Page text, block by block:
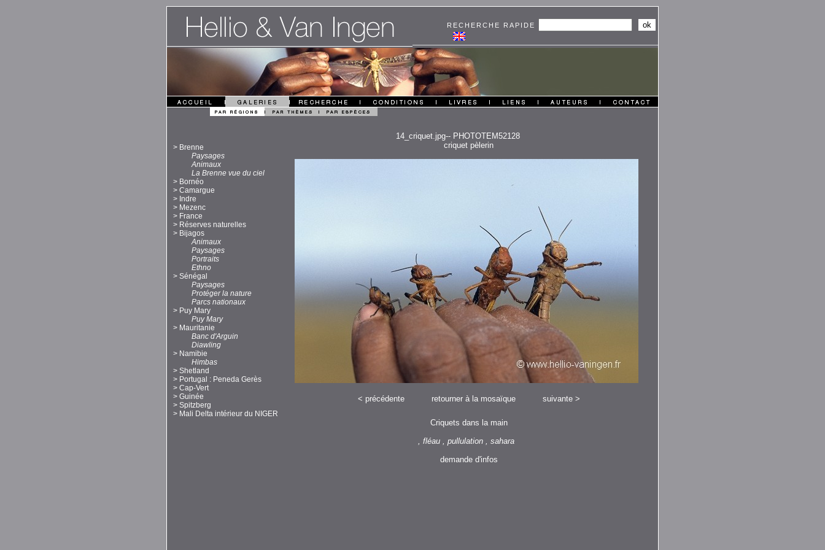
RECHERCHE RAPIDE
14_criquet.jpg-- PHOTOTEM52128
> Brenne
Paysages
Animaux
La Brenne vue du ciel
> Bornéo
> Camargue
> Indre
> Mezenc
> France
> Réserves naturelles
> Bijagos
Animaux
Paysages
Portraits
Ethno
> Sénégal
Paysages
Protéger la nature
Parcs nationaux
> Puy Mary
Puy Mary
> Mauritanie
Banc d'Arguin
Diawling
> Namibie
Himbas
> Shetland
> Portugal : Peneda Gerès
> Cap-Vert
> Guinée
> Spitzberg
> Mali Delta intérieur du NIGER
criquet pèlerin
< précédente retourner à la mosaïque suivante>
Criquets dans la main
, fléau , pullulation , sahara
demande d'infos